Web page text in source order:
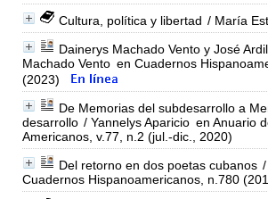
Cultura, política y libertad / María
Dainerys Machado Vento y José
Machado Vento en Cuadernos
(2023)
De Memorias del subdesarrollo a
desarrollo / Yannelys Aparicio en Anuario
Americanos, v.77, n.2 (jul.-dic., 2020)
Del retorno en dos poetas cubanos
Cuadernos Hispanoamericanos, n.780